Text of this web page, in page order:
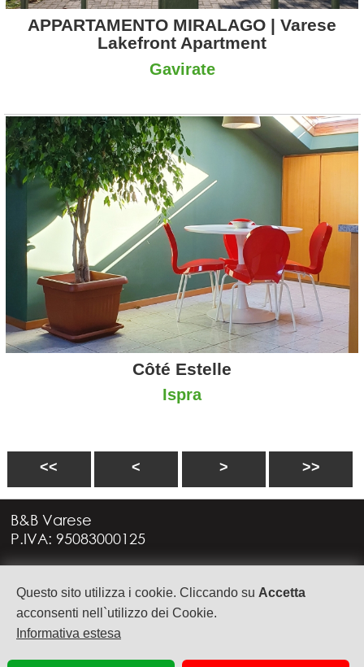
Questo sito utilizza i cookie. Cliccando su Accetta
acconsenti nell`utilizzo dei Cookie.
Informativa estesa
APPARTAMENTO MIRALAGO | Varese
Lakefront Apartment
Gavirate
Côté Estelle
Ispra
<< < > >>
B&B Varese
P.IVA: 95083000125
21949 CASTRONNO (VA)
+39 335 6088957
info@bbvarese.it